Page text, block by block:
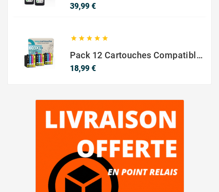
39,99 €Prix
    
Pack 12 Cartouches Compatible EPSON 603XL
18,99 €Prix